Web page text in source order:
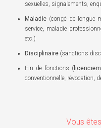
sexuelles, signalements,
Maladie (congé de longue
service, maladie
etc.)
Disciplinaire (sanctions
Fin de fonctions (
conventionnelle, révocation,
Vous